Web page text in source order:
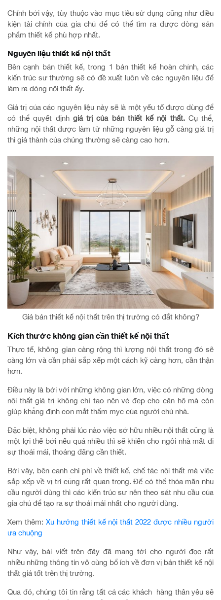
Chính bởi vậy, tùy thuộc vào mục tiêu sử dụng cũng như điều
kiện tài chính của gia chủ để có thể tìm ra được dòng sản
phẩm thiết kế phù hợp nhất.
Nguyên liệu thiết kế nội thất
Bên cạnh bản thiết kế, trong 1 bản thiết kế hoàn chỉnh, các
kiến trúc sư thường sẽ có đề xuất luôn về các nguyên liệu để
làm ra dòng nội thất ấy.
Giá trị của các nguyên liệu này sẽ là một yếu tố được dùng để
có thể quyết định giá trị của bản thiết kế nội thất. Cụ thể,
những nội thất được làm từ những nguyên liệu gỗ càng giá trị
thì giá thành của chúng thường sẽ càng cao hơn.
Giá bán thiết kế nội thất trên thị trường có đắt không?
Kích thước không gian cần thiết kế nội thất
Thực tế, không gian càng rộng thì lượng nội thất trong đó sẽ
càng lớn và cần phải sắp xếp một cách kỹ càng hơn, cần thận
hơn.
Điều này là bởi với những không gian lớn, việc có những dòng
nội thất giá trị không chỉ tạo nên vẻ đẹp cho căn hộ mà còn
giúp khẳng định con mắt thẩm myc của người chủ nhà.
Đặc biệt, không phải lúc nào việc sở hữu nhiều nội thất cũng là
một lợi thế bởi nếu quá nhiều thì sẽ khiến cho ngôi nhà mất đi
sự thoải mái, thoáng đãng cần thiết.
Bởi vậy, bên cạnh chi phí về thiết kế, chế tác nội thất mà việc
sắp xếp về vị trí cũng rất quan trọng. Để có thể thỏa mãn nhu
cầu người dùng thì các kiến trúc sư nên theo sát nhu cầu của
gia chủ để tạo ra sự thoải mái nhất cho người dùng.
Xem thêm: Xu hướng thiết kế nội thất 2022 được nhiều người
ưa chuộng
Như vậy, bài viết trên đây đã mang tới cho người đọc rất
nhiều những thông tin vô cùng bổ ích về đơn vị bán thiết kế nội
thất giá tốt trên thị trường.
Qua đó, chúng tôi tin rằng tất cả các khách hàng thân yêu sẽ